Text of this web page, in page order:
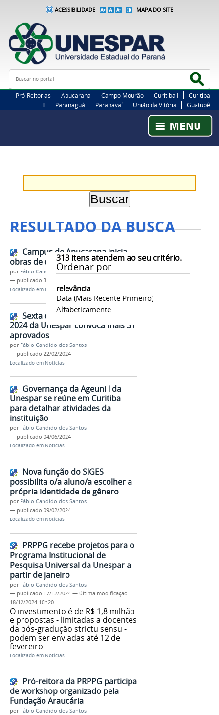
ACESSIBILIDADE MAPA DO SITE
Busca
Pró-Reitorias Apucarana Campo Mourão Curitiba I
Curitiba
II
Paranaguá Paranavaí União da Vitória Guatupê
RESULTADO DA BUSCA
313itens atendem ao seu critério.
Ordenar por
relevância
Data (mais Recente Primeiro)
Alfabeticamente
Campus de Apucarana inicia
obras de drenagem pluvial
por Fábio Candido dos Santos
— publicado 31/01/2025
Localizado em Notícias
Sexta chamada do vestibular
2024 da Unespar convoca mais 31
aprovados
por Fábio Candido dos Santos
— publicado 22/02/2024
Localizado em Notícias
Governança da Ageuni I da
Unespar se reúne em Curitiba
para detalhar atividades da
instituição
por Fábio Candido dos Santos
— publicado 04/06/2024
Localizado em Notícias
Nova função do SIGES
possibilita o/a aluno/a escolher a
própria identidade de gênero
por Fábio Candido dos Santos
— publicado 09/02/2024
Localizado em Notícias
PRPPG recebe projetos para o
Programa Institucional de
Pesquisa Universal da Unespar a
partir de janeiro
por Fábio Candido dos Santos
— publicado 17/12/2024 — última modificação
18/12/2024 10h20
O investimento é de R$ 1,8 milhão
e propostas - limitadas a docentes
da pós-gradução strictu sensu -
podem ser enviadas até 12 de
fevereiro
Localizado em Notícias
Pró-reitora da PRPPG participa
de workshop organizado pela
Fundação Araucária
por Fábio Candido dos Santos